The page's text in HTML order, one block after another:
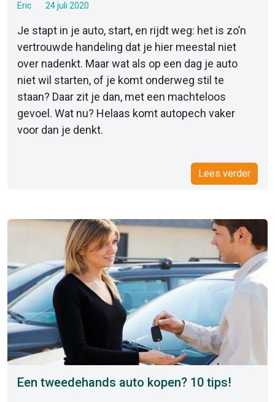
Eric 24 juli 2020
Je stapt in je auto, start, en rijdt weg: het is zo’n
vertrouwde handeling dat je hier meestal niet
over nadenkt. Maar wat als op een dag je auto
niet wil starten, of je komt onderweg stil te
staan? Daar zit je dan, met een machteloos
gevoel. Wat nu? Helaas komt autopech vaker
voor dan je denkt.
Lees verder
Een tweedehands auto kopen? 10 tips!